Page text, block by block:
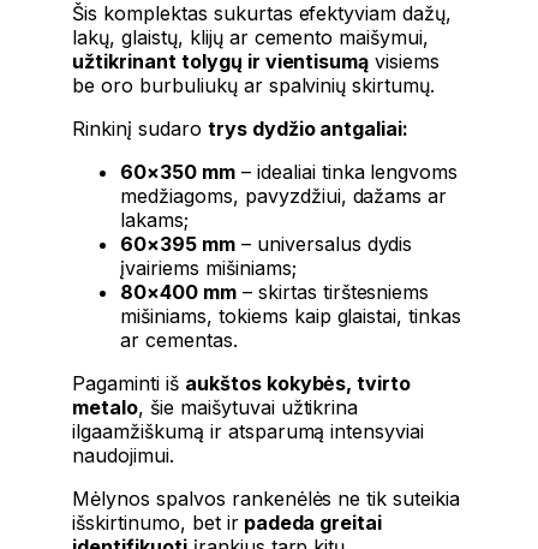
Šis komplektas sukurtas efektyviam dažų,
lakų, glaistų, klijų ar cemento maišymui,
užtikrinant tolygų ir vientisumą visiems
be oro burbuliukų ar spalvinių skirtumų.
Rinkinį sudaro trys dydžio antgaliai:
60×350 mm– idealiai tinka lengvoms
medžiagoms, pavyzdžiui, dažams ar
lakams;
60×395 mm– universalus dydis
įvairiems mišiniams;
80×400 mm– skirtas tirštesniems
mišiniams, tokiems kaip glaistai, tinkas
ar cementas.
Pagaminti iš aukštos kokybės, tvirto
metalo, šie maišytuvai užtikrina
ilgaamžiškumą ir atsparumą intensyviai
naudojimui.
Mėlynos spalvos rankenėlės ne tik suteikia
išskirtinumo, bet irpadeda greitai